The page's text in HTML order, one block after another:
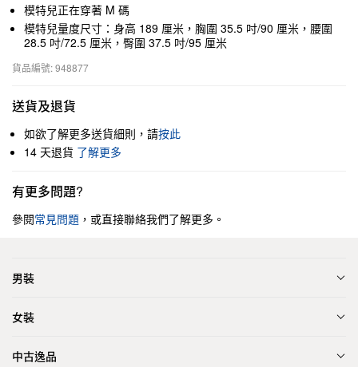
模特兒正在穿著 M 碼
模特兒量度尺寸：身高 189 厘米，胸圍 35.5 吋/90 厘米，腰圍
28.5 吋/72.5 厘米，臀圍 37.5 吋/95 厘米
貨品編號: 948877
送貨及退貨
如欲了解更多送貨細則，請按此
14 天退貨 了解更多
有更多問題?
參閱常見問題 ，或直接聯絡我們了解更多。
男裝
女裝
中古逸品